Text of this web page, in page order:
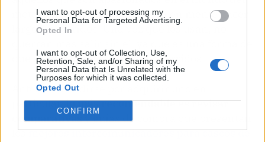
I want to opt-out of processing my
Personal Data for Targeted Advertising.
Opted In
I want to opt-out of Collection, Use,
Retention, Sale, and/or Sharing of my
Personal Data that Is Unrelated with the
Purposes for which it was collected.
Opted Out
CONFIRM
motociclismo y siempre tienen en mente hacer
largos recorridos. Una vez que los usan, no
que estos trayectos no sean aburridos.
Antes de decidirse por adquirir uno en
particular,lo más recomendable es revisar
comparativasy guías de compra que presentan
losmejores intercomunicadores para cascos de